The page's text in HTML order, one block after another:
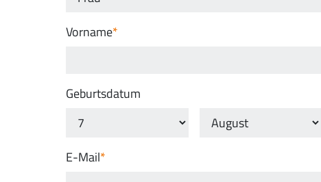
Vorname
Geburtsdatum
E-Mail